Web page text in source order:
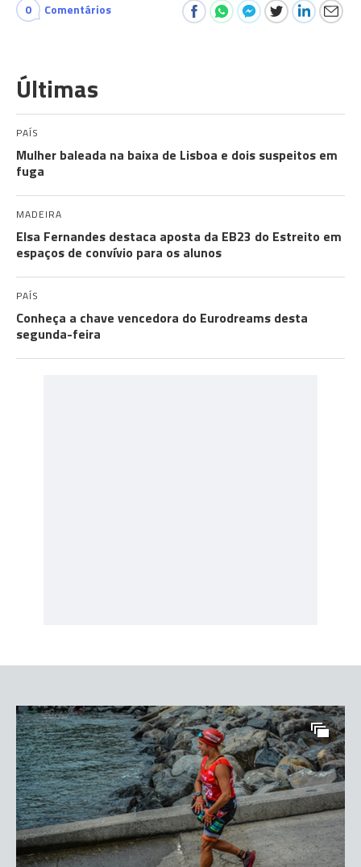
0 Comentários
Últimas
PAÍS
Mulher baleada na baixa de Lisboa e dois suspeitos em
fuga
MADEIRA
Elsa Fernandes destaca aposta da EB23 do Estreito em
espaços de convívio para os alunos
PAÍS
Conheça a chave vencedora do Eurodreams desta
segunda-feira